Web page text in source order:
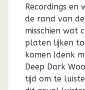
Recordings en
de rand van
misschien wat
platen lijken
komen (denk
Deep Dark
tijd om te